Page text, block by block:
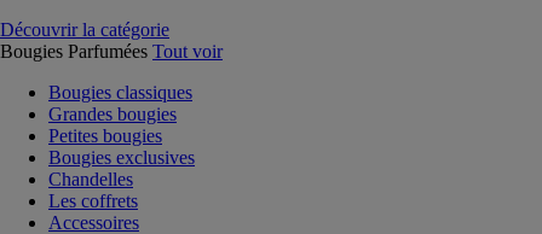
Découvrir la catégorie
Bougies Parfumées Tout voir
Bougies classiques
Grandes bougies
Petites bougies
Bougies exclusives
Chandelles
Les coffrets
Accessoires